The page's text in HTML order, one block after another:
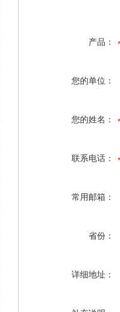
产品：
您的单位：
您的姓名：
联系电话：
常用邮箱：
省份：
详细地址：